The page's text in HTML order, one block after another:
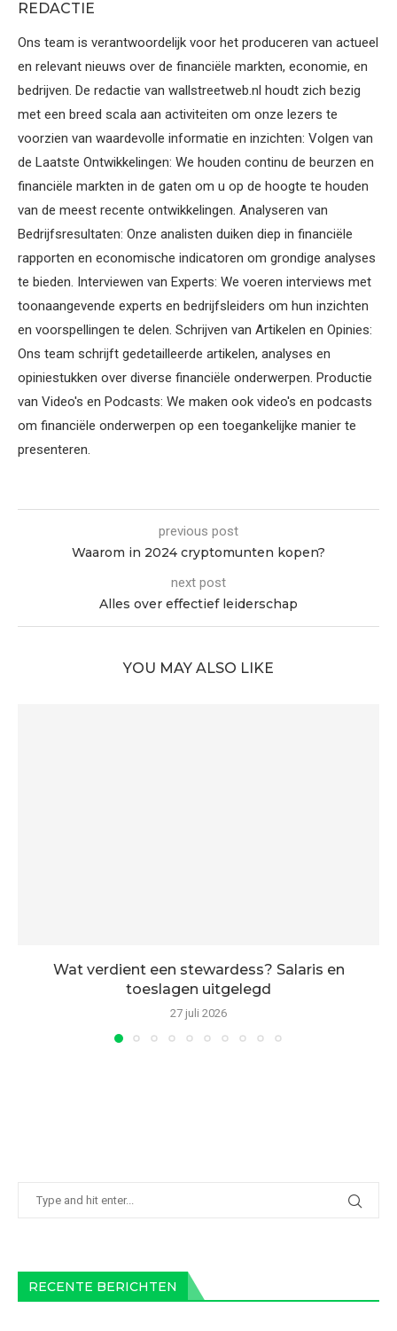
REDACTIE
Ons team is verantwoordelijk voor het produceren van actueel
en relevant nieuws over de financiële markten, economie, en
bedrijven. De redactie van wallstreetweb.nl houdt zich bezig
met een breed scala aan activiteiten om onze lezers te
voorzien van waardevolle informatie en inzichten: Volgen van
de Laatste Ontwikkelingen: We houden continu de beurzen en
financiële markten in de gaten om u op de hoogte te houden
van de meest recente ontwikkelingen. Analyseren van
Bedrijfsresultaten: Onze analisten duiken diep in financiële
rapporten en economische indicatoren om grondige analyses
te bieden. Interviewen van Experts: We voeren interviews met
toonaangevende experts en bedrijfsleiders om hun inzichten
en voorspellingen te delen. Schrijven van Artikelen en Opinies:
Ons team schrijft gedetailleerde artikelen, analyses en
opiniestukken over diverse financiële onderwerpen. Productie
van Video's en Podcasts: We maken ook video's en podcasts
om financiële onderwerpen op een toegankelijke manier te
presenteren.
previous post
Waarom in 2024 cryptomunten kopen?
next post
Alles over effectief leiderschap
YOU MAY ALSO LIKE
Wat verdient een stewardess? Salaris en
toeslagen uitgelegd
27 juli 2026
RECENTE BERICHTEN